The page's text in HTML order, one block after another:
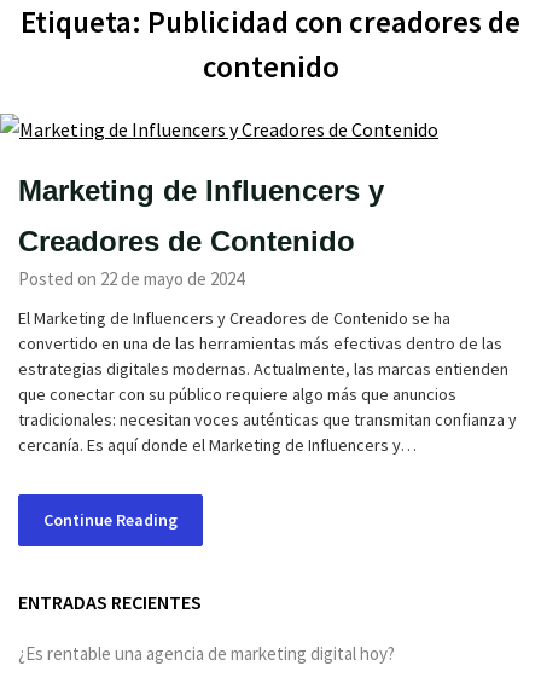
Etiqueta: Publicidad con creadores de
contenido
Marketing de Influencers y
Creadores de Contenido
Posted on 22 de mayo de 2024
El Marketing de Influencers y Creadores de Contenido se ha
convertido en una de las herramientas más efectivas dentro de las
estrategias digitales modernas. Actualmente, las marcas entienden
que conectar con su público requiere algo más que anuncios
tradicionales: necesitan voces auténticas que transmitan confianza y
cercanía. Es aquí donde el Marketing de Influencers y…
Continue Reading
ENTRADAS RECIENTES
¿Es rentable una agencia de marketing digital hoy?